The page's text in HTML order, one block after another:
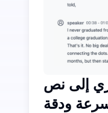
إلى نص
ودقة